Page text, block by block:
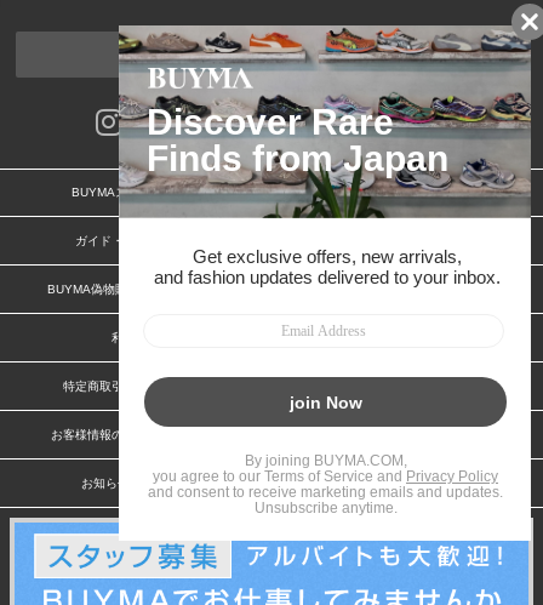
ページトップへ
BUYMAスタートガイド 安心への取り組み
ガイド・お問い合わせ
BUYMA偽物販売防止の取り組み BUYMA CARD
利用規約
特定商取引法に関する表記 特定商取引法に関する表記(出品者)
お客様情報の外部送信について
お知らせ(PCサイト) 会社案内